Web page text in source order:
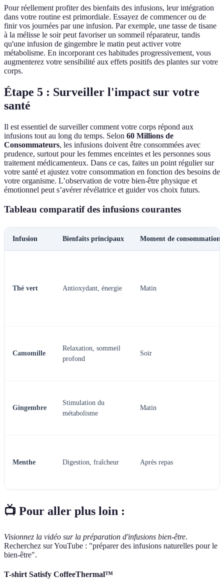
Pour réellement profiter des bienfaits des infusions, leur intégration
dans votre routine est primordiale. Essayez de commencer ou de
finir vos journées par une infusion. Par exemple, une tasse de tisane
à la mélisse le soir peut favoriser un sommeil réparateur, tandis
qu'une infusion de gingembre le matin peut activer votre
métabolisme. En incorporant ces habitudes progressivement, vous
augmenterez votre sensibilité aux effets positifs des plantes sur votre
corps.
Étape 5 : Surveiller l'impact sur votre
santé
Il est essentiel de surveiller comment votre corps répond aux
infusions tout au long du temps. Selon 60 Millions de
Consommateurs, les infusions doivent être consommées avec
prudence, surtout pour les femmes enceintes et les personnes sous
traitement médicamenteux. Dans ce cas, faites un point régulier sur
votre santé et ajustez votre consommation en fonction des besoins de
votre organisme. L’observation de votre bien-être physique et
émotionnel peut s’avérer révélatrice et guider vos choix futurs.
Tableau comparatif des infusions courantes
Infusion Bienfaits principaux Moment de consommation
Thé vert Antioxydant, énergie Matin
Camomille
Relaxation, sommeil
profond
Soir
Gingembre
Stimulation du
métabolisme
Matin
Menthe Digestion, fraîcheur Après repas
📺 Pour aller plus loin :
Visionnez la vidéo sur la préparation d'infusions bien-être.
Recherchez sur YouTube : "préparer des infusions naturelles pour le
bien-être".
T-shirt Satisfy CoffeeThermal™